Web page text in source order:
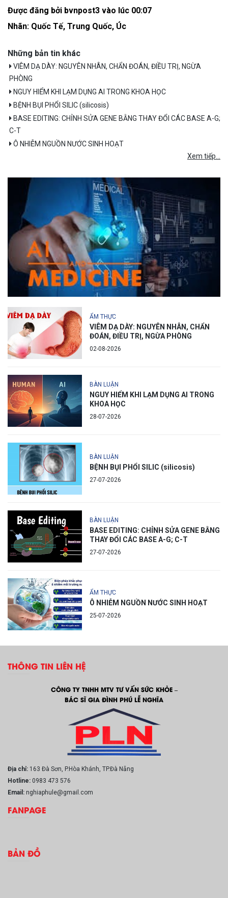
Được đăng bởi bvnpost3 vào lúc 00:07
Nhãn: Quốc Tế, Trung Quốc, Úc
Những bản tin khác
VIÊM DẠ DÀY: NGUYÊN NHÂN, CHẨN ĐOÁN, ĐIỀU TRỊ, NGỪA
PHÒNG
NGUY HIỂM KHI LẠM DỤNG AI TRONG KHOA HỌC
BỆNH BỤI PHỔI SILIC (silicosis)
BASE EDITING: CHỈNH SỬA GENE BẰNG THAY ĐỔI CÁC BASE A-G;
C-T
Ô NHIỄM NGUỒN NƯỚC SINH HOẠT
Xem tiếp...
ẨM THỰC
VIÊM DẠ DÀY: NGUYÊN NHÂN, CHẨN
ĐOÁN, ĐIỀU TRỊ, NGỪA PHÒNG
02-08-2026
BÀN LUẬN
NGUY HIỂM KHI LẠM DỤNG AI TRONG
KHOA HỌC
28-07-2026
BÀN LUẬN
BỆNH BỤI PHỔI SILIC (silicosis)
27-07-2026
BÀN LUẬN
BASE EDITING: CHỈNH SỬA GENE BẰNG
THAY ĐỔI CÁC BASE A-G; C-T
27-07-2026
ẨM THỰC
Ô NHIỄM NGUỒN NƯỚC SINH HOẠT
25-07-2026
THÔNG TIN LIÊN HỆ
CÔNG TY TNHH MTV TƯ VẤN SỨC KHỎE –
BÁC SĨ GIA ĐÌNH PHÚ LỄ NGHĨA
Địa chỉ: 163 Đà Sơn, P.Hòa Khánh, TP.Đà Nẵng
Hotline: 0983 473 576
Email: nghiaphule@gmail.com
FANPAGE
BẢN ĐỒ